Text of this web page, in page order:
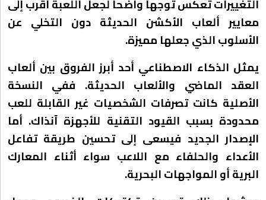
التغييرات تعكس توجها واضحا لجعل اللعبة أقرب إلى
معايير ألعاب الأكشن الحديثة دون التخلي عن
الأسلوب الذي جعلها مميزة.
يمثل الذكاء الاصطناعي أحد أبرز الفروق بين ألعاب
العقد الماضي والألعاب الحديثة. ففي النسخة
الأصلية كانت تصرفات الشخصيات غير القابلة للعب
محدودة بسبب القيود التقنية للأجهزة آنذاك. أما
الإصدار الجديد فيسعى إلى تحسين طريقة تفاعل
الأعداء والحلفاء مع اللاعب سواء أثناء المعارك
البرية أو المواجهات البحرية.